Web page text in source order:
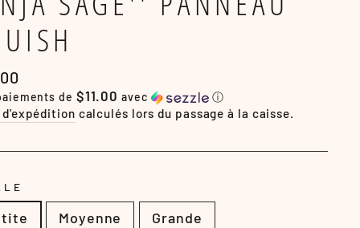
de $11.00 avec ⓘ
d'expédition calculés lors du passage à la caisse.
Moyenne Grande